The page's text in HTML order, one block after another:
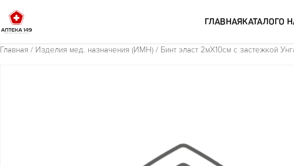
ГЛАВНАЯКАТАЛОГО
Главная / Изделия мед. назначения (ИМН) / Бинт эласт 2мХ10см с застежкой